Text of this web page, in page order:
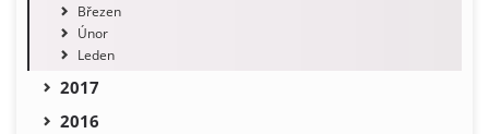
Březen
Únor
Leden
2017
2016